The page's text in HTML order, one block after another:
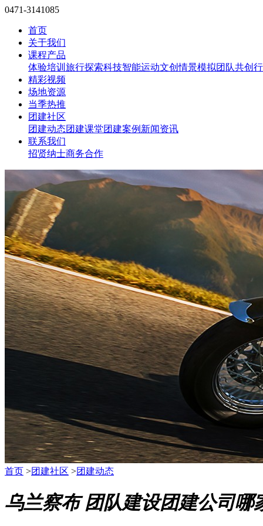
0471-3141085
首页
关于我们
课程产品
体验培训 旅行探索科技智能运动文创情景模拟团队共创
精彩视频
场地资源
当季热推
团建社区
团建动态团建课堂团建案例 新闻资讯
联系我们
招贤纳士商务合作
首页 >团建社区 >团建动态
乌兰察布 团队建设团建公司哪